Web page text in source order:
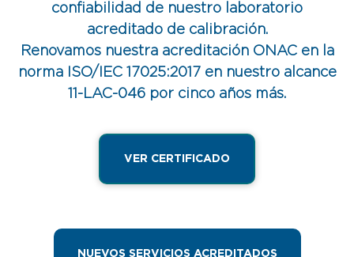
confiabilidad de nuestro laboratorio
acreditado de calibración.
Renovamos nuestra acreditación ONAC en la
norma ISO/IEC 17025:2017 en nuestro alcance
11-LAC-046 por cinco años más.
VER CERTIFICADO
NUEVOS SERVICIOS ACREDITADOS